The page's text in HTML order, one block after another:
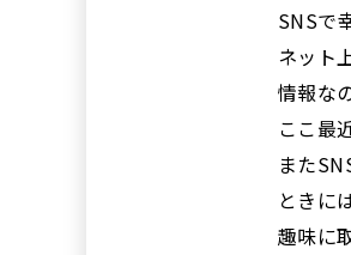
SNSで
ネット
情報な
ここ最
また
ときに
趣味に